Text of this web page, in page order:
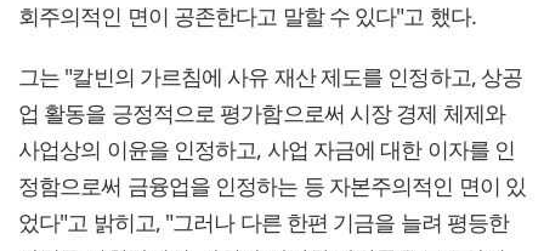
회주의적인 면이 공존한다고 말할 수 있다"고 했다.
그는 "칼빈의 가르침에 사유 재산 제도를 인정하고, 상공
업 활동을 긍정적으로 평가함으로써 시장 경제 체제와
사업상의 이윤을 인정하고, 사업 자금에 대한 이자를 인
정함으로써 금융업을 인정하는 등 자본주의적인 면이 있
었다"고 밝히고, "그러나 다른 한편 기금을 늘려 평등한